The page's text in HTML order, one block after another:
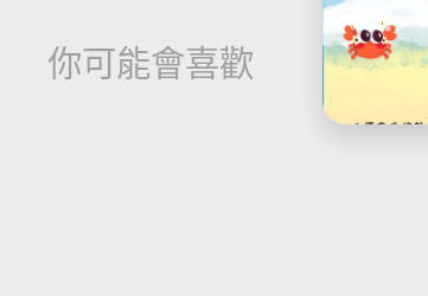
你可能會喜歡